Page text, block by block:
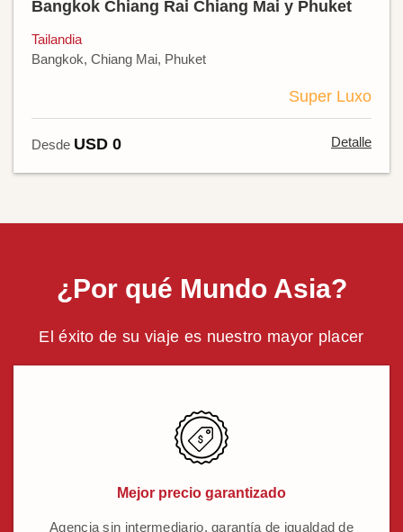
Bangkok Chiang Rai Chiang Mai y Phuket
Tailandia
Bangkok, Chiang Mai, Phuket
Super Luxo
Desde USD 0 Detalle
¿Por qué Mundo Asia?
El éxito de su viaje es nuestro mayor placer
Mejor precio garantizado
Agencia sin intermediario, garantía de igualdad de